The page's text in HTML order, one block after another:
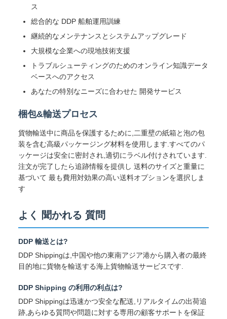
ス
総合的な DDP 船舶運用訓練
継続的なメンテナンスとシステムアップグレード
大規模な企業への現地技術支援
トラブルシューティングのためのオンライン知識データ
ベースへのアクセス
あなたの特別なニーズに合わせた 開発サービス
梱包&輸送プロセス
貨物輸送中に商品を保護するために,二重壁の紙箱と泡の包
装を含む高級パッケージング材料を使用します.すべてのパ
ッケージは安全に密封され,適切にラベル付けされています.
注文が完了したら追跡情報を提供し 送料のサイズと重量に
基づいて 最も費用対効果の高い送料オプションを選択しま
す
よく 聞かれる 質問
DDP 輸送とは?
DDP Shippingは,中国や他の東南アジア港から購入者の最終
目的地に貨物を輸送する海上貨物輸送サービスです.
DDP Shipping の利用の利点は?
DDP Shippingは迅速かつ安全な配送,リアルタイムの出荷追
跡,あらゆる質問や問題に対する専用の顧客サポートを保証